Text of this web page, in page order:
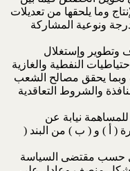
وما يلحقها من تعديلات
ونوعية المشاركة
وتطوير وإستغلال
النفطية والغازية
وبما يحقق مصالح الشعب
والشروط التعاقدية
نيابة عن
( أ ) و ( ب ) من البند (
حسب مقتضى السياسة